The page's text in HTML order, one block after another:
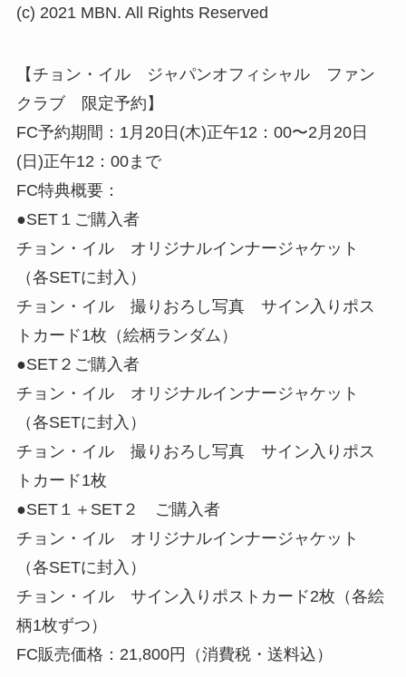
(c) 2021 MBN. All Rights Reserved
【チョン・イル ジャパンオフィシャル ファン
クラブ 限定予約】
FC予約期間：1月20日(木)正午12：00〜2月20日
(日)正午12：00まで
FC特典概要：
●SET１ご購入者
チョン・イル オリジナルインナージャケット
（各SETに封入）
チョン・イル 撮りおろし写真 サイン入りポス
トカード1枚（絵柄ランダム）
●SET２ご購入者
チョン・イル オリジナルインナージャケット
（各SETに封入）
チョン・イル 撮りおろし写真 サイン入りポス
トカード1枚
●SET１＋SET２ ご購入者
チョン・イル オリジナルインナージャケット
（各SETに封入）
チョン・イル サイン入りポストカード2枚（各絵
柄1枚ずつ）
FC販売価格：21,800円（消費税・送料込）